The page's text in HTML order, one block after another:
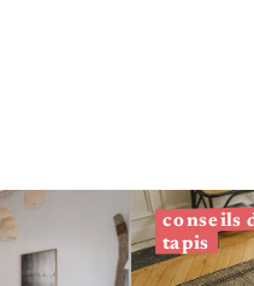
conseils
tapis